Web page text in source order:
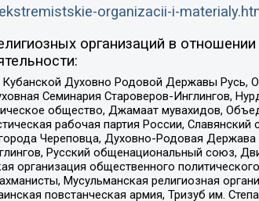
organizacii-i-
организаций в
Духовно Родовой Державы Русь,
Семинария Староверов-Инглингов,
общество, Джамаат мувахидов,
рабочая партия России,
Череповца, Духовно-Родовая
Русский общенациональный союз,
организация общественного
Мусульманская религиозная
повстанческая армия, Тризуб им.